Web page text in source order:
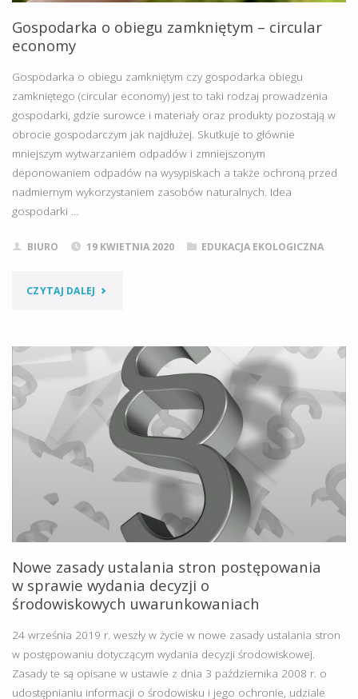
Gospodarka o obiegu zamkniętym – circular
economy
Gospodarka o obiegu zamkniętym czy gospodarka obiegu
zamkniętego (circular economy) jest to taki rodzaj prowadzenia
gospodarki, gdzie surowce i materiały oraz produkty pozostają w
obrocie gospodarczym jak najdłużej. Skutkuje to głównie
mniejszym wytwarzaniem odpadów i zmniejszonym
deponowaniem odpadów na wysypiskach a także ochroną przed
nadmiernym wykorzystaniem zasobów naturalnych. Idea
gospodarki …
BIURO 19 KWIETNIA 2020 EDUKACJA EKOLOGICZNA
CZYTAJ DALEJ "GOSPODARKA
OBIEGU
ZAMKNIĘTYM
CIRCULAR
ECONOMY"
Nowe zasady ustalania stron postępowania
w sprawie wydania decyzji o
środowiskowych uwarunkowaniach
24 września 2019 r. weszły w życie w nowe zasady ustalania stron
w postępowaniu dotyczącym wydania decyzji środowiskowej.
Zasady te są opisane w ustawie z dnia 3 października 2008 r. o
udostępnianiu informacji o środowisku i jego ochronie, udziale